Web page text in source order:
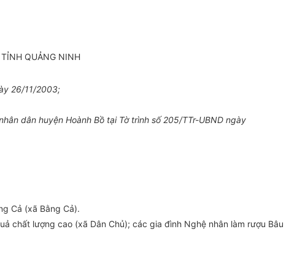
QUẢNG NINH
26/11/2003;
dân huyện Hoành Bồ tại Tờ trình số 205/TTr-UBND ngày
Cả (xã Bằng Cả).
chất lượng cao (xã Dân Chủ); các gia đình Nghệ nhân làm rượu Bâu